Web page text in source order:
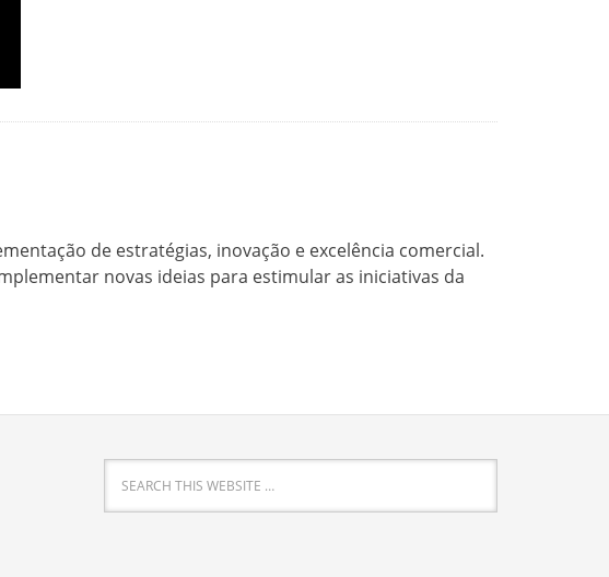
de estratégias, inovação e excelência comercial.
novas ideias para estimular as iniciativas da